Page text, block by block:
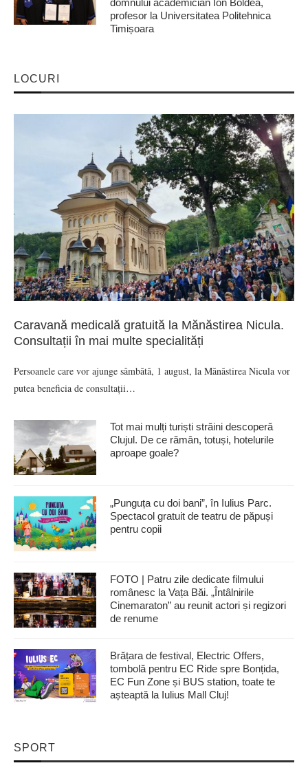
profesor la Universitatea Politehnica
Timișoara
LOCURI
Caravană medicală gratuită la Mănăstirea Nicula.
Consultații în mai multe specialități
Persoanele care vor ajunge sâmbătă, 1 august, la Mănăstirea Nicula vor
putea beneficia de consultații…
Tot mai mulți turiști străini descoperă
Clujul. De ce rămân, totuși, hotelurile
aproape goale?
„Punguța cu doi bani”, în Iulius Parc.
Spectacol gratuit de teatru de păpuși
pentru copii
FOTO | Patru zile dedicate filmului
românesc la Vața Băi. „Întâlnirile
Cinemaraton” au reunit actori și regizori
de renume
Brățara de festival, Electric Offers,
tombolă pentru EC Ride spre Bonțida,
EC Fun Zone și BUS station, toate te
așteaptă la Iulius Mall Cluj!
SPORT